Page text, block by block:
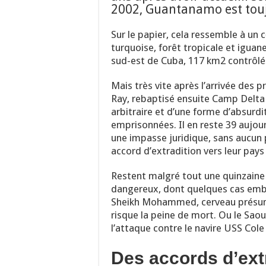
2002, Guantanamo est
Sur le papier, cela ressemble à un
turquoise, forêt tropicale et
sud-est de Cuba, 117 km2
Mais très vite après l’arrivée des
Ray, rebaptisé ensuite Camp
arbitraire et d’une forme
emprisonnées. Il en reste 39
une impasse juridique, sans
accord d’extradition vers leur pays
Restent malgré tout une
dangereux, dont quelques cas
Sheikh Mohammed, cerveau
risque la peine de mort. Ou le
l’attaque contre le navire USS
Des accords